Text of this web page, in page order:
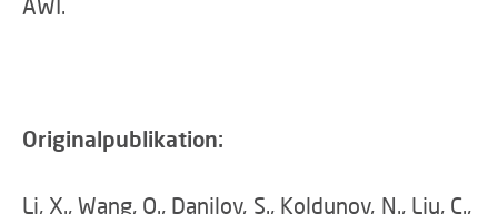
AWI.
Originalpublikation:
Li, X., Wang, Q., Danilov, S., Koldunov, N., Liu, C.,